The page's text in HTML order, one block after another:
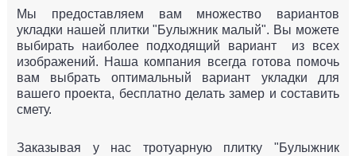
Мы предоставляем вам множество вариантов
укладки нашей плитки "Булыжник малый". Вы можете
выбирать наиболее подходящий вариант из всех
изображений. Наша компания всегда готова помочь
вам выбрать оптимальный вариант укладки для
вашего проекта, бесплатно делать замер и составить
смету.
Заказывая у нас тротуарную плитку "Булыжник